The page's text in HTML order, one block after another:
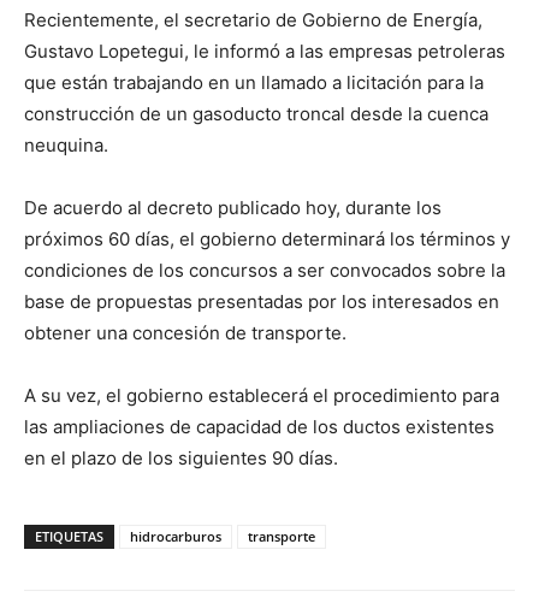
Recientemente, el secretario de Gobierno de Energía,
Gustavo Lopetegui, le informó a las empresas petroleras
que están trabajando en un llamado a licitación para la
construcción de un gasoducto troncal desde la cuenca
neuquina.
De acuerdo al decreto publicado hoy, durante los
próximos 60 días, el gobierno determinará los términos y
condiciones de los concursos a ser convocados sobre la
base de propuestas presentadas por los interesados en
obtener una concesión de transporte.
A su vez, el gobierno establecerá el procedimiento para
las ampliaciones de capacidad de los ductos existentes
en el plazo de los siguientes 90 días.
ETIQUETAS hidrocarburos transporte